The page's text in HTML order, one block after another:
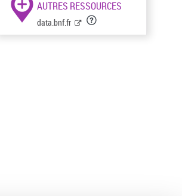
AUTRES RESSOURCES
data.bnf.fr